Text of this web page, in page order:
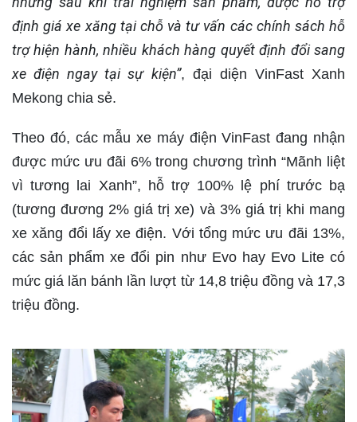
định giá xe xăng tại chỗ và tư vấn các chính sách hỗ
trợ hiện hành, nhiều khách hàng quyết định đổi sang
xe điện ngay tại sự kiện”, đại diện VinFast Xanh
Mekong chia sẻ.
Theo đó, các mẫu xe máy điện VinFast đang nhận
được mức ưu đãi 6% trong chương trình “Mãnh liệt
vì tương lai Xanh”, hỗ trợ 100% lệ phí trước bạ
(tương đương 2% giá trị xe) và 3% giá trị khi mang
xe xăng đổi lấy xe điện. Với tổng mức ưu đãi 13%,
các sản phẩm xe đổi pin như Evo hay Evo Lite có
mức giá lăn bánh lần lượt từ 14,8 triệu đồng và 17,3
triệu đồng.